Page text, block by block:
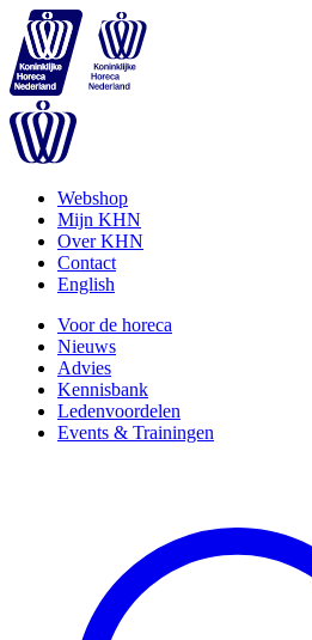
Webshop
Mijn KHN
Over KHN
Contact
English
Voor de horeca
Nieuws
Advies
Kennisbank
Ledenvoordelen
Events & Trainingen